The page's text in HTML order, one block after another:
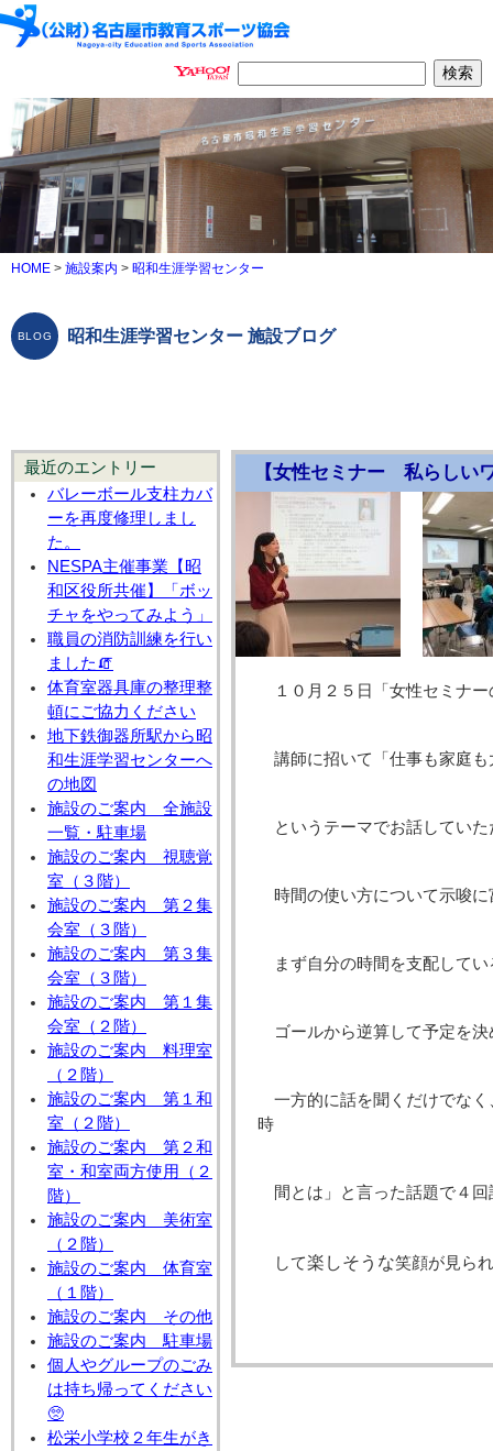
HOME > 施設案内 > 昭和生涯学習センター
昭和生涯学習センター 施設ブログ
最近のエントリー
バレーボール支柱カバ
ーを再度修理しまし
た。
NESPA主催事業【昭
和区役所共催】「ボッ
チャをやってみよう」
職員の消防訓練を行い
ました🧯
体育室器具庫の整理整
頓にご協力ください
地下鉄御器所駅から昭
和生涯学習センターへ
の地図
施設のご案内 全施設
一覧・駐車場
施設のご案内 視聴覚
室（３階）
施設のご案内 第２集
会室（３階）
施設のご案内 第３集
会室（３階）
施設のご案内 第１集
会室（２階）
施設のご案内 料理室
（２階）
施設のご案内 第１和
室（２階）
施設のご案内 第２和
室・和室両方使用（２
階）
施設のご案内 美術室
（２階）
施設のご案内 体育室
（１階）
施設のご案内 その他
施設のご案内 駐車場
個人やグループのごみ
は持ち帰ってください
🥺
松栄小学校２年生がき
【女性セミナー 私らしい
１０月２５日「女性セミナ
講師に招いて「仕事も家庭
というテーマでお話してい
時間の使い方について示唆
まず自分の時間を支配して
ゴールから逆算して予定を
一方的に話を聞くだけでな
時
間とは」と言った話題で４
して楽しそうな笑顔が見ら